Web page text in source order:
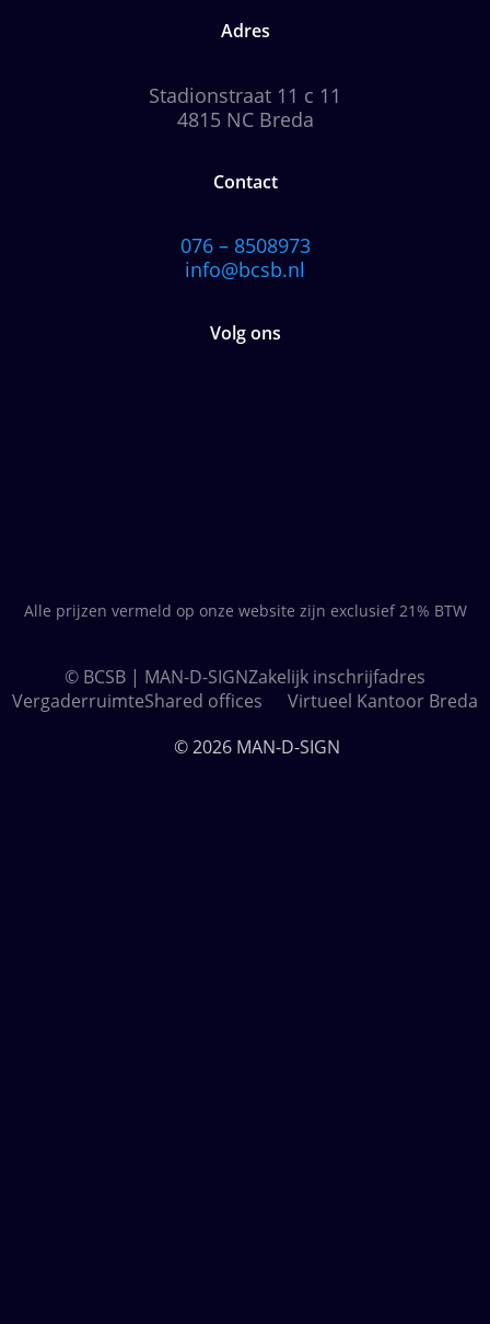
Adres
Stadionstraat 11 c 11
4815 NC Breda
Contact
076 – 8508973
info@bcsb.nl
Volg ons
Alle prijzen vermeld op onze website zijn exclusief 21% BTW
© BCSB | MAN-D-SIGNZakelijk inschrijfadres
VergaderruimteShared offices
Virtueel Kantoor Breda
© 2026 MAN-D-SIGN